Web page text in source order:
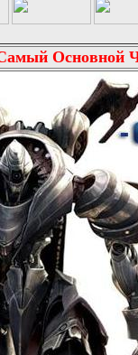
Основной